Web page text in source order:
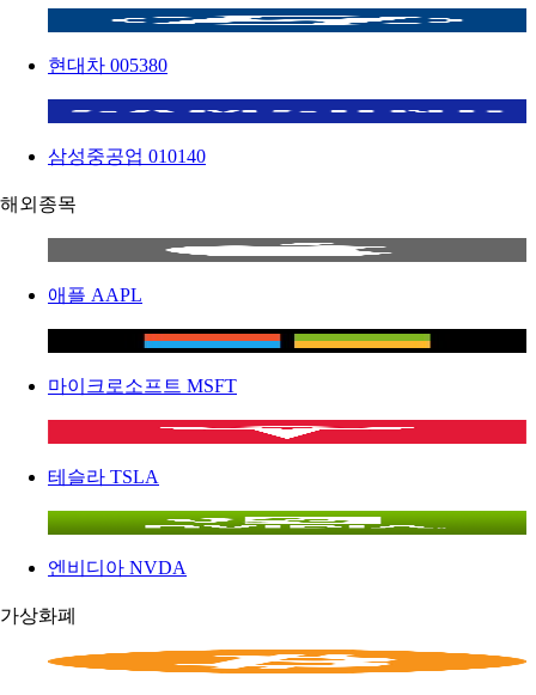
현대차 005380
삼성중공업 010140
해외종목
애플 AAPL
마이크로소프트 MSFT
테슬라 TSLA
엔비디아 NVDA
가상화폐